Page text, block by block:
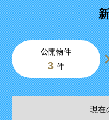
公開物件
3 件
現在